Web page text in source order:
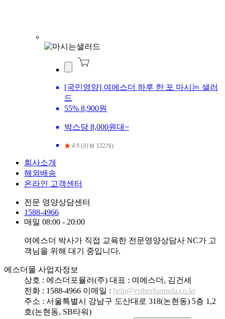
[국민영양] 여에스더 하루 한 포 마시는 샐러
드
55% 8,900원
박스당 8,000원대~
4.9 (리뷰 122개)
회사소개
해외배송
온라인 고객센터
전문 영양상담센터
1588-4966
매일 08:00 - 20:00
여에스더 박사가 직접 교육한 전문영양상담사 NC가 고
객님을 위해 대기 중입니다.
에스더몰 사업자정보
상호 : 에스더포뮬러(주) 대표 : 여에스더, 김건세
전화 : 1588-4966 이메일 : help@estherformula.co.kr
주소 : 서울특별시 강남구 도산대로 318(논현동) 5층 1,2
호(논현동, SB타워)